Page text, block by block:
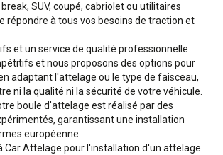
SUV, coupé, cabriolet ou utilitaires
répondre à tous vos besoins de traction et
et un service de qualité professionnelle
et nous proposons des options pour
adaptant l'attelage ou le type de faisceau,
ni la qualité ni la sécurité de votre véhicule.
boule d'attelage est réalisé par des
garantissant une installation
européenne.
Car Attelage pour l'installation d'un attelage